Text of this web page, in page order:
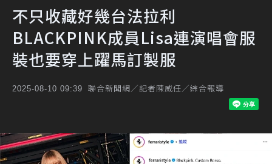
不只收藏好幾台法拉利
BLACKPINK成員Lisa連演唱會服
裝也要穿上躍馬訂製服
2025-08-10 09:39 聯合新聞網／記者陳威任／綜合報導